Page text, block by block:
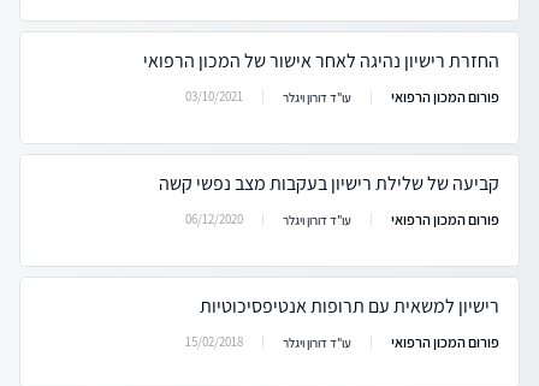
החזרת רישיון נהיגה לאחר אישור של המכון הרפואי
פורום המכון הרפואי עו"ד דורון ויגלר 03/10/2021
קביעה של שלילת רישיון בעקבות מצב נפשי קשה
פורום המכון הרפואי עו"ד דורון ויגלר 06/12/2020
רישיון למשאית עם תרופות אנטיפסיכוטיות
פורום המכון הרפואי עו"ד דורון ויגלר 15/02/2018